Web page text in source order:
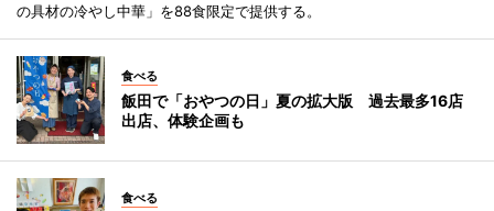
の具材の冷やし中華」を88食限定で提供する。
食べる
飯田で「おやつの日」夏の拡大版 過去最多16店
出店、体験企画も
食べる